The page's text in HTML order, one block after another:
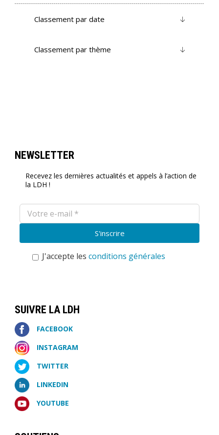
Classement par date
Classement par thème
NEWSLETTER
Recevez les dernières actualités et appels à l’action de
la LDH !
J'accepte les conditions générales
SUIVRE LA LDH
FACEBOOK
INSTAGRAM
TWITTER
LINKEDIN
YOUTUBE